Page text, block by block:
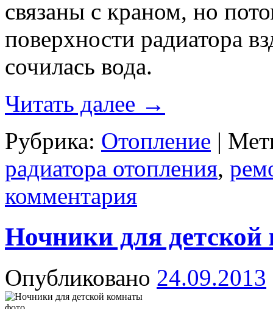
связаны с краном, но
поверхности радиатора
сочилась вода.
Читать далее →
Рубрика: Отопление |
радиатора отопления,
комментария
Ночники для
Опубликовано 24.09.2013